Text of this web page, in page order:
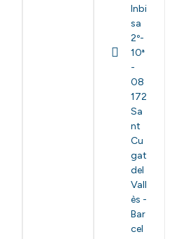
Inbi
sa
2º-
10ª
-
08
172
Sa
nt
Cu
gat
del
Vall
ès -
Bar
cel